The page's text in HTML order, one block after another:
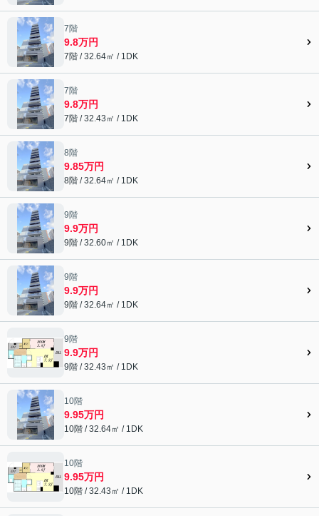
7階
9.8万円
7階 / 32.64㎡ / 1DK
7階
9.8万円
7階 / 32.43㎡ / 1DK
8階
9.85万円
8階 / 32.64㎡ / 1DK
9階
9.9万円
9階 / 32.60㎡ / 1DK
9階
9.9万円
9階 / 32.64㎡ / 1DK
9階
9.9万円
9階 / 32.43㎡ / 1DK
10階
9.95万円
10階 / 32.64㎡ / 1DK
10階
9.95万円
10階 / 32.43㎡ / 1DK